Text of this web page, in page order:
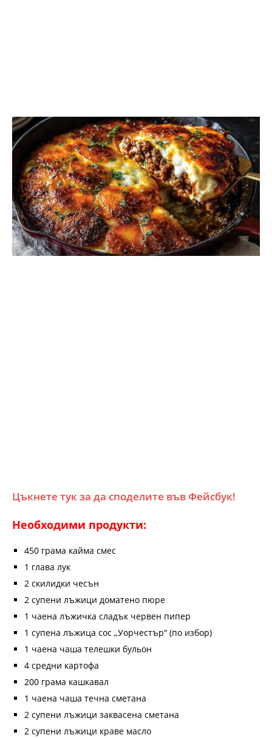
Цъкнете тук за да споделите във Фейсбук!
Необходими продукти:
450 грама кайма смес
1 глава лук
2 скилидки чесън
2 супени лъжици доматено пюре
1 чаена лъжичка сладък червен пипер
1 супена лъжица сос „Уорчестър“ (по избор)
1 чаена чаша телешки бульон
4 средни картофа
200 грама кашкавал
1 чаена чаша течна сметана
2 супени лъжици заквасена сметана
2 супени лъжици краве масло